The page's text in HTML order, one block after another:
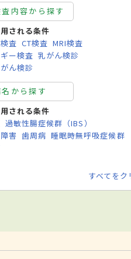
内容から探す
される条件
査 CT検査 MRI検査
ー検査 乳がん検診
ん検診
から探す
される条件
過敏性腸症候群（IBS）
害 歯周病 睡眠時無呼吸症候群
すべてをク